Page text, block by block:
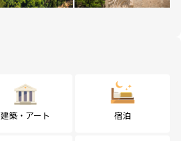
建築・アート 宿泊